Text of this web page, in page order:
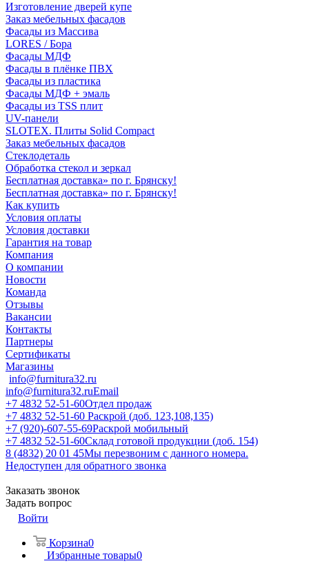
Изготовление дверей купе
Заказ мебельных фасадов
Фасады из Массива
LORES / Бора
Фасады МДФ
Фасады в плёнке ПВХ
Фасады из пластика
Фасады МДФ + эмаль
Фасады из TSS плит
UV-панели
SLOTEX. Плиты Solid Compact
Заказ мебельных фасадов
Стеклодеталь
Обработка стекол и зеркал
Бесплатная доставка» по г. Брянску!
Бесплатная доставка» по г. Брянску!
Как купить
Условия оплаты
Условия доставки
Гарантия на товар
Компания
О компании
Новости
Команда
Отзывы
Вакансии
Контакты
Партнеры
Сертификаты
Магазины
info@furnitura32.ru
info@furnitura32.ruEmail
+7 4832 52-51-60Отдел продаж
+7 4832 52-51-60 Раскрой (доб. 123,108,135)
+7 (920)-607-55-69Раскрой мобильный
+7 4832 52-51-60Склад готовой продукции (доб. 154)
8 (4832) 20 01 45Мы перезвоним с данного номера.
Недоступен для обратного звонка
Заказать звонок
Задать вопрос
Войти
Корзина0
Избранные товары0